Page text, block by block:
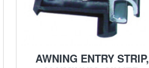
AWNING ENTRY STRIP,